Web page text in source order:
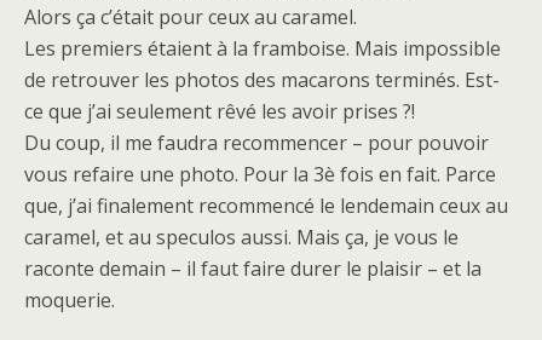
Alors ça c’était pour ceux au caramel.
Les premiers étaient à la framboise. Mais impossible
de retrouver les photos des macarons terminés. Est-
ce que j’ai seulement rêvé les avoir prises ?!
Du coup, il me faudra recommencer – pour pouvoir
vous refaire une photo. Pour la 3è fois en fait. Parce
que, j’ai finalement recommencé le lendemain ceux au
caramel, et au speculos aussi. Mais ça, je vous le
raconte demain – il faut faire durer le plaisir – et la
moquerie.